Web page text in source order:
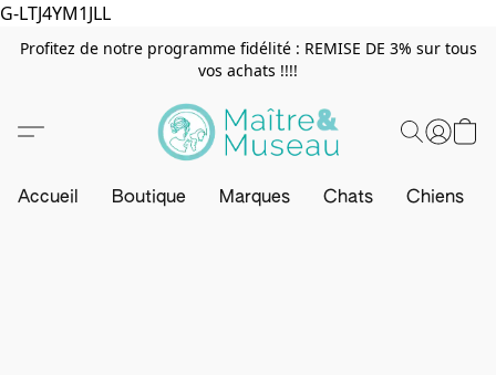
G-LTJ4YM1JLL
Profitez de notre programme fidélité : REMISE DE 3% sur tous
vos achats !!!!
Accueil Boutique Marques Chats Chiens